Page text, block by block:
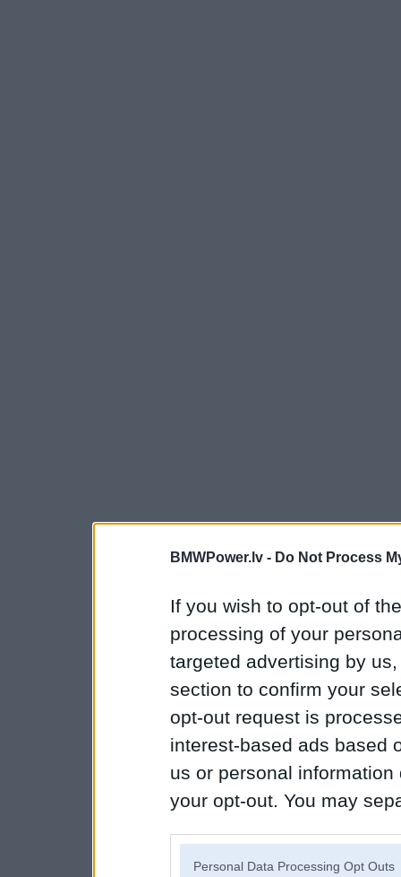
BMWPower.lv - Do Not Process
If you wish to opt-out of
processing of your
targeted advertising by
section to confirm your
opt-out request is
interest-based ads based
us or personal
your opt-out. You may
Personal Data Processing Opt Outs